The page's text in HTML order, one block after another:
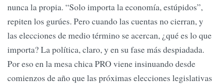
nunca la propia. “Solo importa la economía, estúpidos”,
repiten los gurúes. Pero cuando las cuentas no cierran, y
las elecciones de medio término se acercan, ¿qué es lo que
importa? La política, claro, y en su fase más despiadada.
Por eso en la mesa chica PRO viene insinuando desde
comienzos de año que las próximas elecciones legislativas